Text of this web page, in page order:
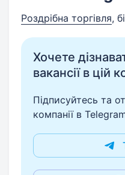
Роздрібна торгівля,
Хочете
вакансії в цій
Підписуйтесь та
компанії в